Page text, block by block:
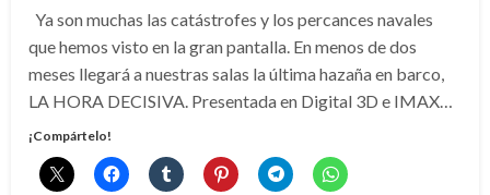
Ya son muchas las catástrofes y los percances navales
que hemos visto en la gran pantalla. En menos de dos
meses llegará a nuestras salas la última hazaña en barco,
LA HORA DECISIVA. Presentada en Digital 3D e IMAX…
¡Compártelo!